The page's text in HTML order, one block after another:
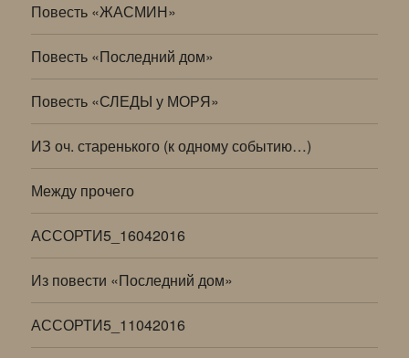
Повесть «ЖАСМИН»
Повесть «Последний дом»
Повесть «СЛЕДЫ у МОРЯ»
ИЗ оч. старенького (к одному событию…)
Между прочего
АССОРТИ5_16042016
Из повести «Последний дом»
АССОРТИ5_11042016